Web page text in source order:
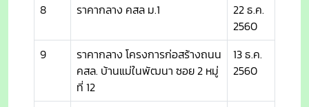
8
ราคากลาง คสล ม.1
22 ธ.ค.
2560
9
ราคากลาง โครงการก่อสร้างถนน
คสล. บ้านแม่ในพัฒนา ซอย 2 หมู่
ที่ 12
13 ธ.ค.
2560